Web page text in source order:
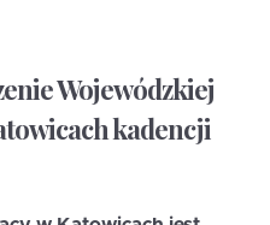
Wojewódzkiej
kadencji